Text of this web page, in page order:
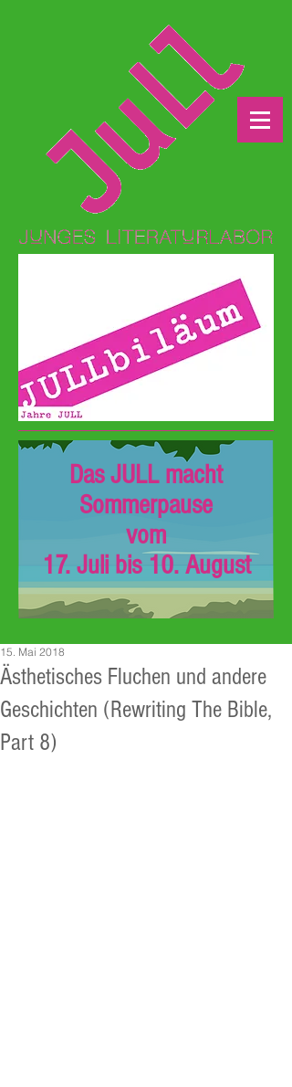
Das JULL macht
Sommerpause
vom
17. Juli bis 10. August
Ästhetisches Fluchen und andere
Geschichten (Rewriting The Bible,
Part 8)
15. Mai 2018